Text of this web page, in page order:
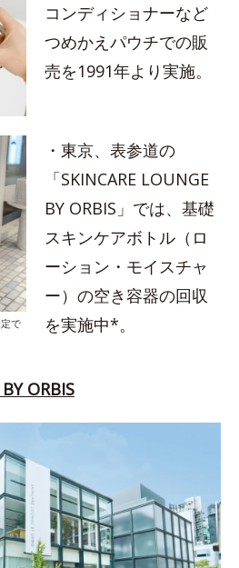
コンディショナーなど
つめかえパウチでの販
売を1991年より実施。
で
・東京、表参道の
「SKINCARE LOUNGE
BY ORBIS」では、基礎
スキンケアボトル（ロ
ーション・モイスチャ
ー）の空き容器の回収
を実施中*。
ORBIS